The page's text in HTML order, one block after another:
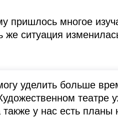
пришлось многое
же ситуация
уделить больше
театре
у нас есть планы